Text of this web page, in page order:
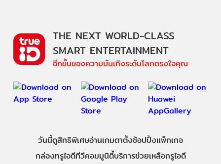
THE NEXT WORLD-CLASS
SMART ENTERTAINMENT
อีกขั้นของความบันเทิงระดับโลกตรงใจคุณ
วันนี้ดูสิทธิพิเศษอ่านเกมตาตั้งช้อปปิ้งแพ็กเกจ
กล่องทรูไอดีทีวีคอมมูนิตี้บริการช่วยเหลือทรูไอดี